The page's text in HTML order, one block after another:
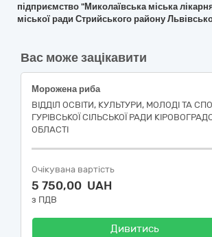
підприємство "Миколаївська міська
міської ради Стрийського району
Вас може зацікавити
Морожена риба
ВІДДІЛ ОСВІТИ, КУЛЬТУРИ, МОЛОДІ ТА
ГУРІВСЬКОЇ СІЛЬСЬКОЇ РАДИ
ОБЛАСТІ
Очікувана вартість
5 750,00 UAH
з ПДВ
Дивитись